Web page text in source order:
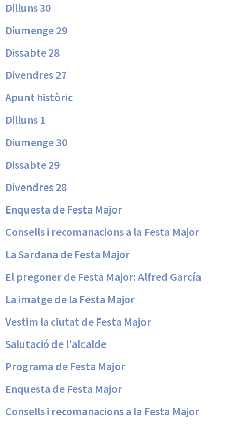
Dilluns 30
Diumenge 29
Dissabte 28
Divendres 27
Apunt històric
Dilluns 1
Diumenge 30
Dissabte 29
Divendres 28
Enquesta de Festa Major
Consells i recomanacions a la Festa Major
La Sardana de Festa Major
El pregoner de Festa Major: Alfred García
La imatge de la Festa Major
Vestim la ciutat de Festa Major
Salutació de l'alcalde
Programa de Festa Major
Enquesta de Festa Major
Consells i recomanacions a la Festa Major